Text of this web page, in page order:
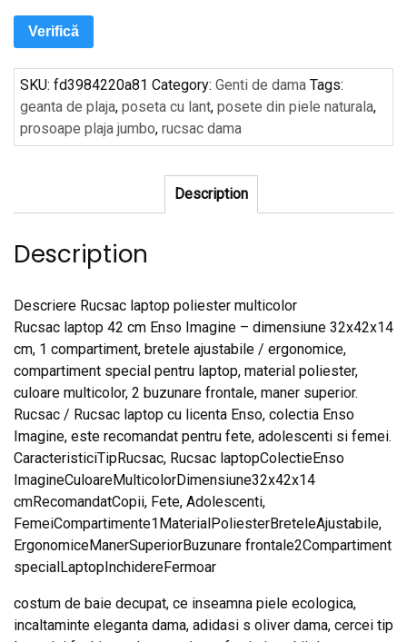
Verifică
SKU: fd3984220a81 Category: Genti de dama Tags:
geanta de plaja, poseta cu lant, posete din piele naturala,
prosoape plaja jumbo, rucsac dama
Description
Description
Descriere Rucsac laptop poliester multicolor
Rucsac laptop 42 cm Enso Imagine – dimensiune 32x42x14
cm, 1 compartiment, bretele ajustabile / ergonomice,
compartiment special pentru laptop, material poliester,
culoare multicolor, 2 buzunare frontale, maner superior.
Rucsac / Rucsac laptop cu licenta Enso, colectia Enso
Imagine, este recomandat pentru fete, adolescenti si femei.
CaracteristiciTipRucsac, Rucsac laptopColectieEnso
ImagineCuloareMulticolorDimensiune32x42x14
cmRecomandatCopii, Fete, Adolescenti,
FemeiCompartimente1MaterialPoliesterBreteleAjustabile,
ErgonomiceManerSuperiorBuzunare frontale2Compartiment
specialLaptopInchidereFermoar
costum de baie decupat, ce inseamna piele ecologica,
incaltaminte eleganta dama, adidasi s oliver dama, cercei tip